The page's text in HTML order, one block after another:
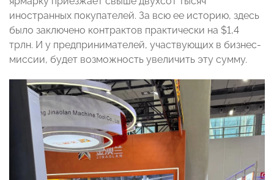
иностранных покупателей. За всю ее историю, здесь
было заключено контрактов практически на $1,4
трлн. И у предпринимателей, участвующих в бизнес-
миссии, будет возможность увеличить эту сумму.